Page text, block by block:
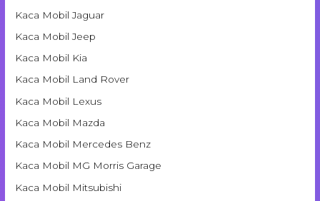
Kaca Mobil Jaguar
Kaca Mobil Jeep
Kaca Mobil Kia
Kaca Mobil Land Rover
Kaca Mobil Lexus
Kaca Mobil Mazda
Kaca Mobil Mercedes Benz
Kaca Mobil MG Morris Garage
Kaca Mobil Mitsubishi